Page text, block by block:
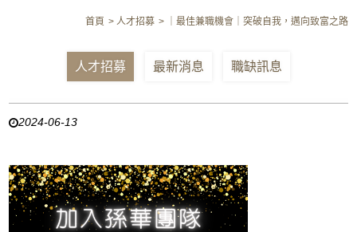
首頁 人才招募 ｜最佳兼職機會｜突破自我，邁向致富之路
人才招募 最新消息 職缺訊息
2024-06-13